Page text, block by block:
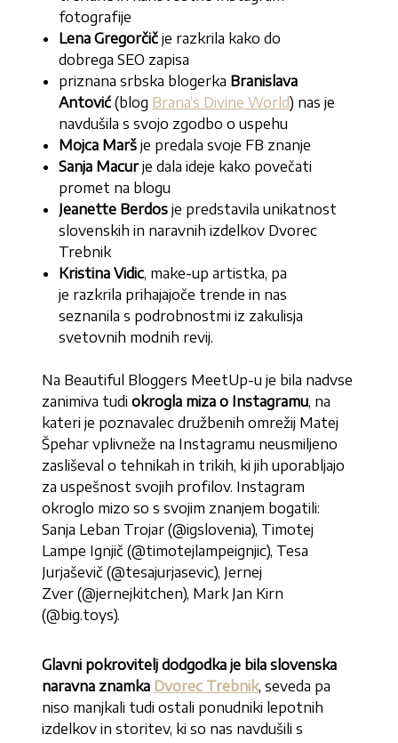
fotografije
Lena Gregorčič je razkrila kako do
dobrega SEO zapisa
priznana srbska blogerka Branislava
Antović (blog Brana’s Divine World) nas je
navdušila s svojo zgodbo o uspehu
Mojca Marš je predala svoje FB znanje
Sanja Macurje dala ideje kako povečati
promet na blogu
Jeanette Berdos je predstavila unikatnost
slovenskih in naravnih izdelkov Dvorec
Trebnik
Kristina Vidic, make-up artistka, pa
je razkrila prihajajoče trende in nas
seznanila s podrobnostmi iz zakulisja
svetovnih modnih revij.
Na Beautiful Bloggers MeetUp-u je bila nadvse
zanimiva tudiokrogla miza o Instagramu, na
kateri je poznavalec družbenih omrežij Matej
Špehar vplivneže na Instagramu neusmiljeno
zasliševal o tehnikah in trikih, ki jih uporabljajo
za uspešnost svojih profilov. Instagram
okroglo mizo so s svojim znanjem bogatili:
Sanja Leban Trojar (@igslovenia), Timotej
Lampe Ignjič (@timotejlampeignjic), Tesa
Jurjaševič (@tesajurjasevic), Jernej
Zver (@jernejkitchen), Mark Jan Kirn
(@big.toys).
Glavni pokrovitelj dodgodka je bila slovenska
naravna znamka Dvorec Trebnik, seveda pa
niso manjkali tudi ostali ponudniki lepotnih
izdelkov in storitev, ki so nas navdušili s